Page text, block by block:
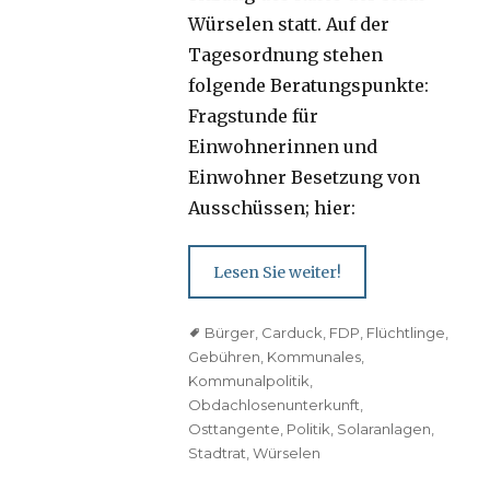
Würselen statt. Auf der
Tagesordnung stehen
folgende Beratungspunkte:
Fragstunde für
Einwohnerinnen und
Einwohner Besetzung von
Ausschüssen; hier:
Lesen Sie weiter!
TagsBürger, Carduck, FDP, Flüchtlinge,
Gebühren, Kommunales,
Kommunalpolitik,
Obdachlosenunterkunft,
Osttangente, Politik, Solaranlagen,
Stadtrat,Würselen